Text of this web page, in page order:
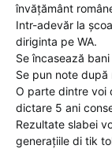
învățământ
Intr-adevăr la
diriginta pe WA.
Se încasează
Se pun note după
O parte dintre voi
dictare 5 ani
Rezultate slabei
generațiile di tik